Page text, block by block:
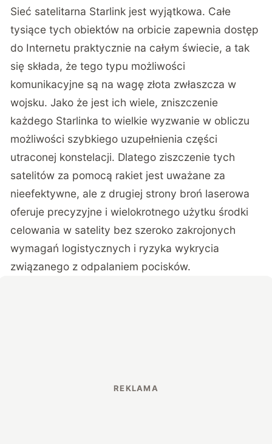
Sieć satelitarna Starlink jest wyjątkowa. Całe
tysiące tych obiektów na orbicie zapewnia dostęp
do Internetu praktycznie na całym świecie, a tak
się składa, że tego typu możliwości
komunikacyjne są na wagę złota zwłaszcza w
wojsku. Jako że jest ich wiele, zniszczenie
każdego Starlinka to wielkie wyzwanie w obliczu
możliwości szybkiego uzupełnienia części
utraconej konstelacji. Dlatego ziszczenie tych
satelitów za pomocą rakiet jest uważane za
nieefektywne, ale z drugiej strony broń laserowa
oferuje precyzyjne i wielokrotnego użytku środki
celowania w satelity bez szeroko zakrojonych
wymagań logistycznych i ryzyka wykrycia
związanego z odpalaniem pocisków.